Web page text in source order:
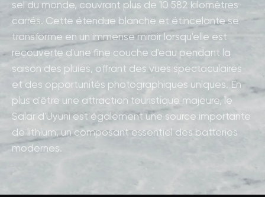
sel du monde, couvrant plus de 10 582 kilomètres
carrés. Cette étendue blanche et étincelante se
transforme en un immense miroir lorsqu'elle est
recouverte d'une fine couche d'eau pendant la
saison des pluies, offrant des vues spectaculaires
et des opportunités photographiques uniques. En
plus d'être une attraction touristique majeure, le
Salar d'Uyuni est également une source importante
de lithium, un composant essentiel des batteries
modernes.